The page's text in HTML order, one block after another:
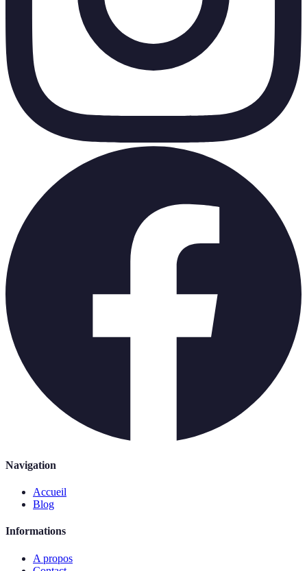
Navigation
Accueil
Blog
Informations
A propos